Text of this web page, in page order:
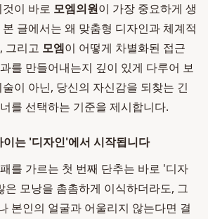
이 바로 모엠의원이 가장 중요하게 생
글에서는 왜 맞춤형 디자인과 체계적
그리고 모엠이 어떻게 차별화된 접근
를 만들어내는지 깊이 있게 다루어 보
이 아닌, 당신의 자신감을 되찾는 긴
를 선택하는 기준을 제시합니다.
는 '디자인'에서 시작됩니다
를 가르는 첫 번째 단추는 바로 '디자
은 모낭을 촘촘하게 이식하더라도, 그
본인의 얼굴과 어울리지 않는다면 결